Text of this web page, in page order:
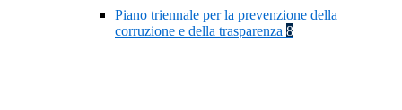
Piano triennale per la prevenzione della
corruzione e della trasparenza 8